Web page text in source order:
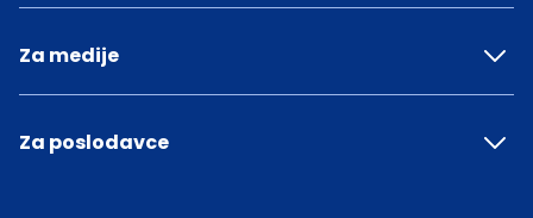
Za medije
Za poslodavce